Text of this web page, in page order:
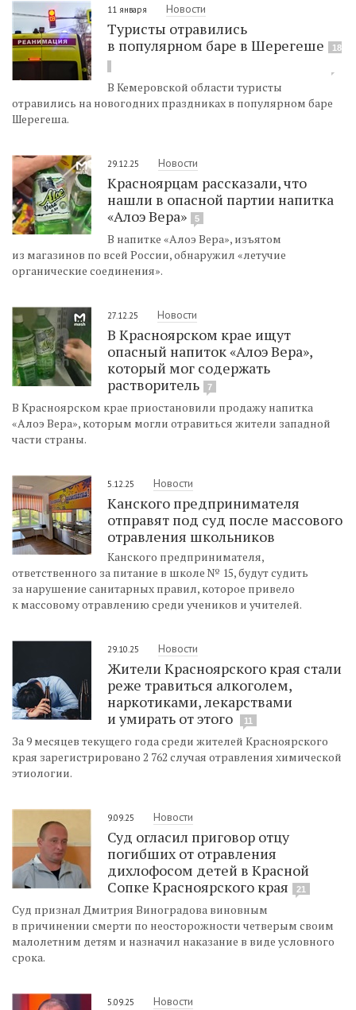
11 января Новости
Туристы отравились
в популярном баре в Шерегеше
18
В Кемеровской области туристы
отравились на новогодних праздниках в популярном баре
Шерегеша.
29.12.25 Новости
Красноярцам рассказали, что
нашли в опасной партии напитка
«Алоэ Вера»
5
В напитке «Алоэ Вера», изъятом
из магазинов по всей России, обнаружил «летучие
органические соединения».
27.12.25 Новости
В Красноярском крае ищут
опасный напиток «Алоэ Вера»,
который мог содержать
растворитель
7
В Красноярском крае приостановили продажу напитка
«Алоэ Вера», которым могли отравиться жители западной
части страны.
5.12.25 Новости
Канского предпринимателя
отправят под суд после массового
отравления школьников
Канского предпринимателя,
ответственного за питание в школе № 15, будут судить
за нарушение санитарных правил, которое привело
к массовому отравлению среди учеников и учителей.
29.10.25 Новости
Жители Красноярского края стали
реже травиться алкоголем,
наркотиками, лекарствами
и умирать от этого
11
За 9 месяцев текущего года среди жителей Красноярского
края зарегистрировано 2 762 случая отравления химической
этиологии.
9.09.25 Новости
Суд огласил приговор отцу
погибших от отравления
дихлофосом детей в Красной
Сопке Красноярского края
21
Суд признал Дмитрия Виноградова виновным
в причинении смерти по неосторожности четверым своим
малолетним детям и назначил наказание в виде условного
срока.
5.09.25 Новости